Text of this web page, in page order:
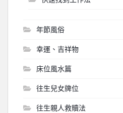
年節風俗
幸運、吉祥物
床位風水篇
往生兒女牌位
往生親人救贖法